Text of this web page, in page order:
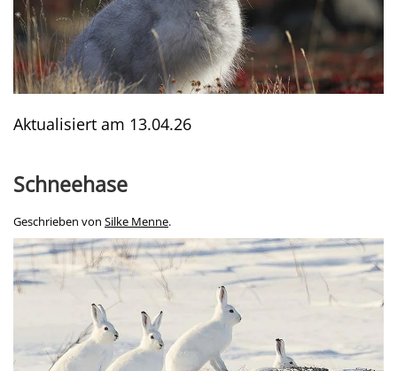
Aktualisiert am 13.04.26
Schneehase
Geschrieben von Silke Menne.